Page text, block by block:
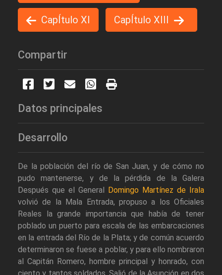
CapÍtulo XI CapÍtulo XIII
Compartir
Datos principales
Desarrollo
De la población del río de San Juan, y de cómo no
pudo mantenerse, y de la pérdida de la Galera
Después que el General
Domingo Martínez de Irala
volvió de la Mala Entrada, propuso a los Oficiales
Reales la grande importancia que había de tener
poblado un puerto para escala de las embarcaciones
en la entrada del Río de la Plata; y de común acuerdo
determinaron se fuese a poblar, y para ello nombraron
al Capitán Romero, hombre principal y honrado, con